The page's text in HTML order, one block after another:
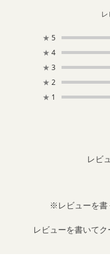
★ 5
★ 4
★ 3
★ 2
★ 1
レビ
※レビューを書
レビューを書いて